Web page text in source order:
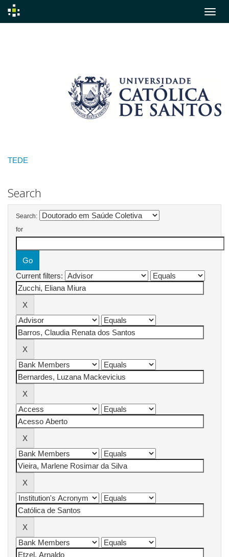
TEDE
Search
Search:
for
Current filters: